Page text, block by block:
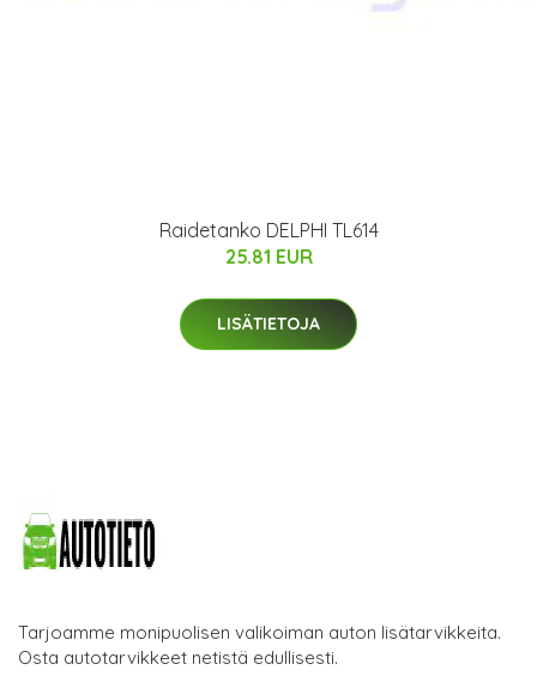
Raidetanko DELPHI TL614
25.81 EUR
LISÄTIETOJA
Tarjoamme monipuolisen valikoiman auton lisätarvikkeita.
Osta autotarvikkeet netistä edullisesti.